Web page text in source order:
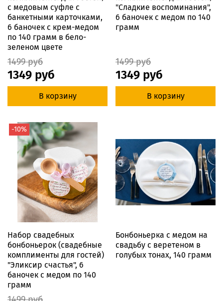
с медовым суфле с
банкетными карточками,
6 баночек с крем-медом
по 140 грамм в бело-
зеленом цвете
1499 руб
1349 руб
В корзину
"Сладкие воспоминания",
6 баночек с медом по 140
грамм
1499 руб
1349 руб
В корзину
-10%
Набор свадебных
бонбоньерок (свадебные
комплименты для гостей)
"Эликсир счастья", 6
баночек с медом по 140
грамм
Бонбоньерка с медом на
свадьбу с веретеном в
голубых тонах, 140 грамм